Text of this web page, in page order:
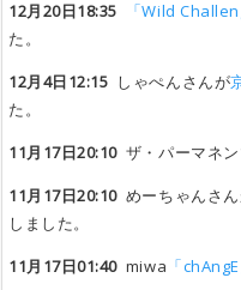
12月20日18:35 「Wild
た。
12月4日12:15 しゃぺんさんが
た。
11月17日20:10ザ・パーマネン
11月17日20:10めーちゃんさ
しました。
11月17日01:40miwa 「